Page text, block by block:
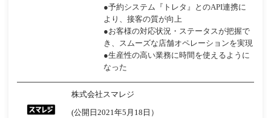
●予約システム『トレタ』とのAPI連携に
より、接客の質が向上
●お客様の対応状況・ステータスが把握で
き、スムーズな店舗オペレーションを実現
●生産性の高い業務に時間を使えるように
なった
株式会社スマレジ
(公開日2021年5月18日）